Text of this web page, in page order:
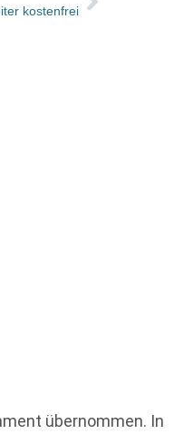
kostenfrei
übernommen. In